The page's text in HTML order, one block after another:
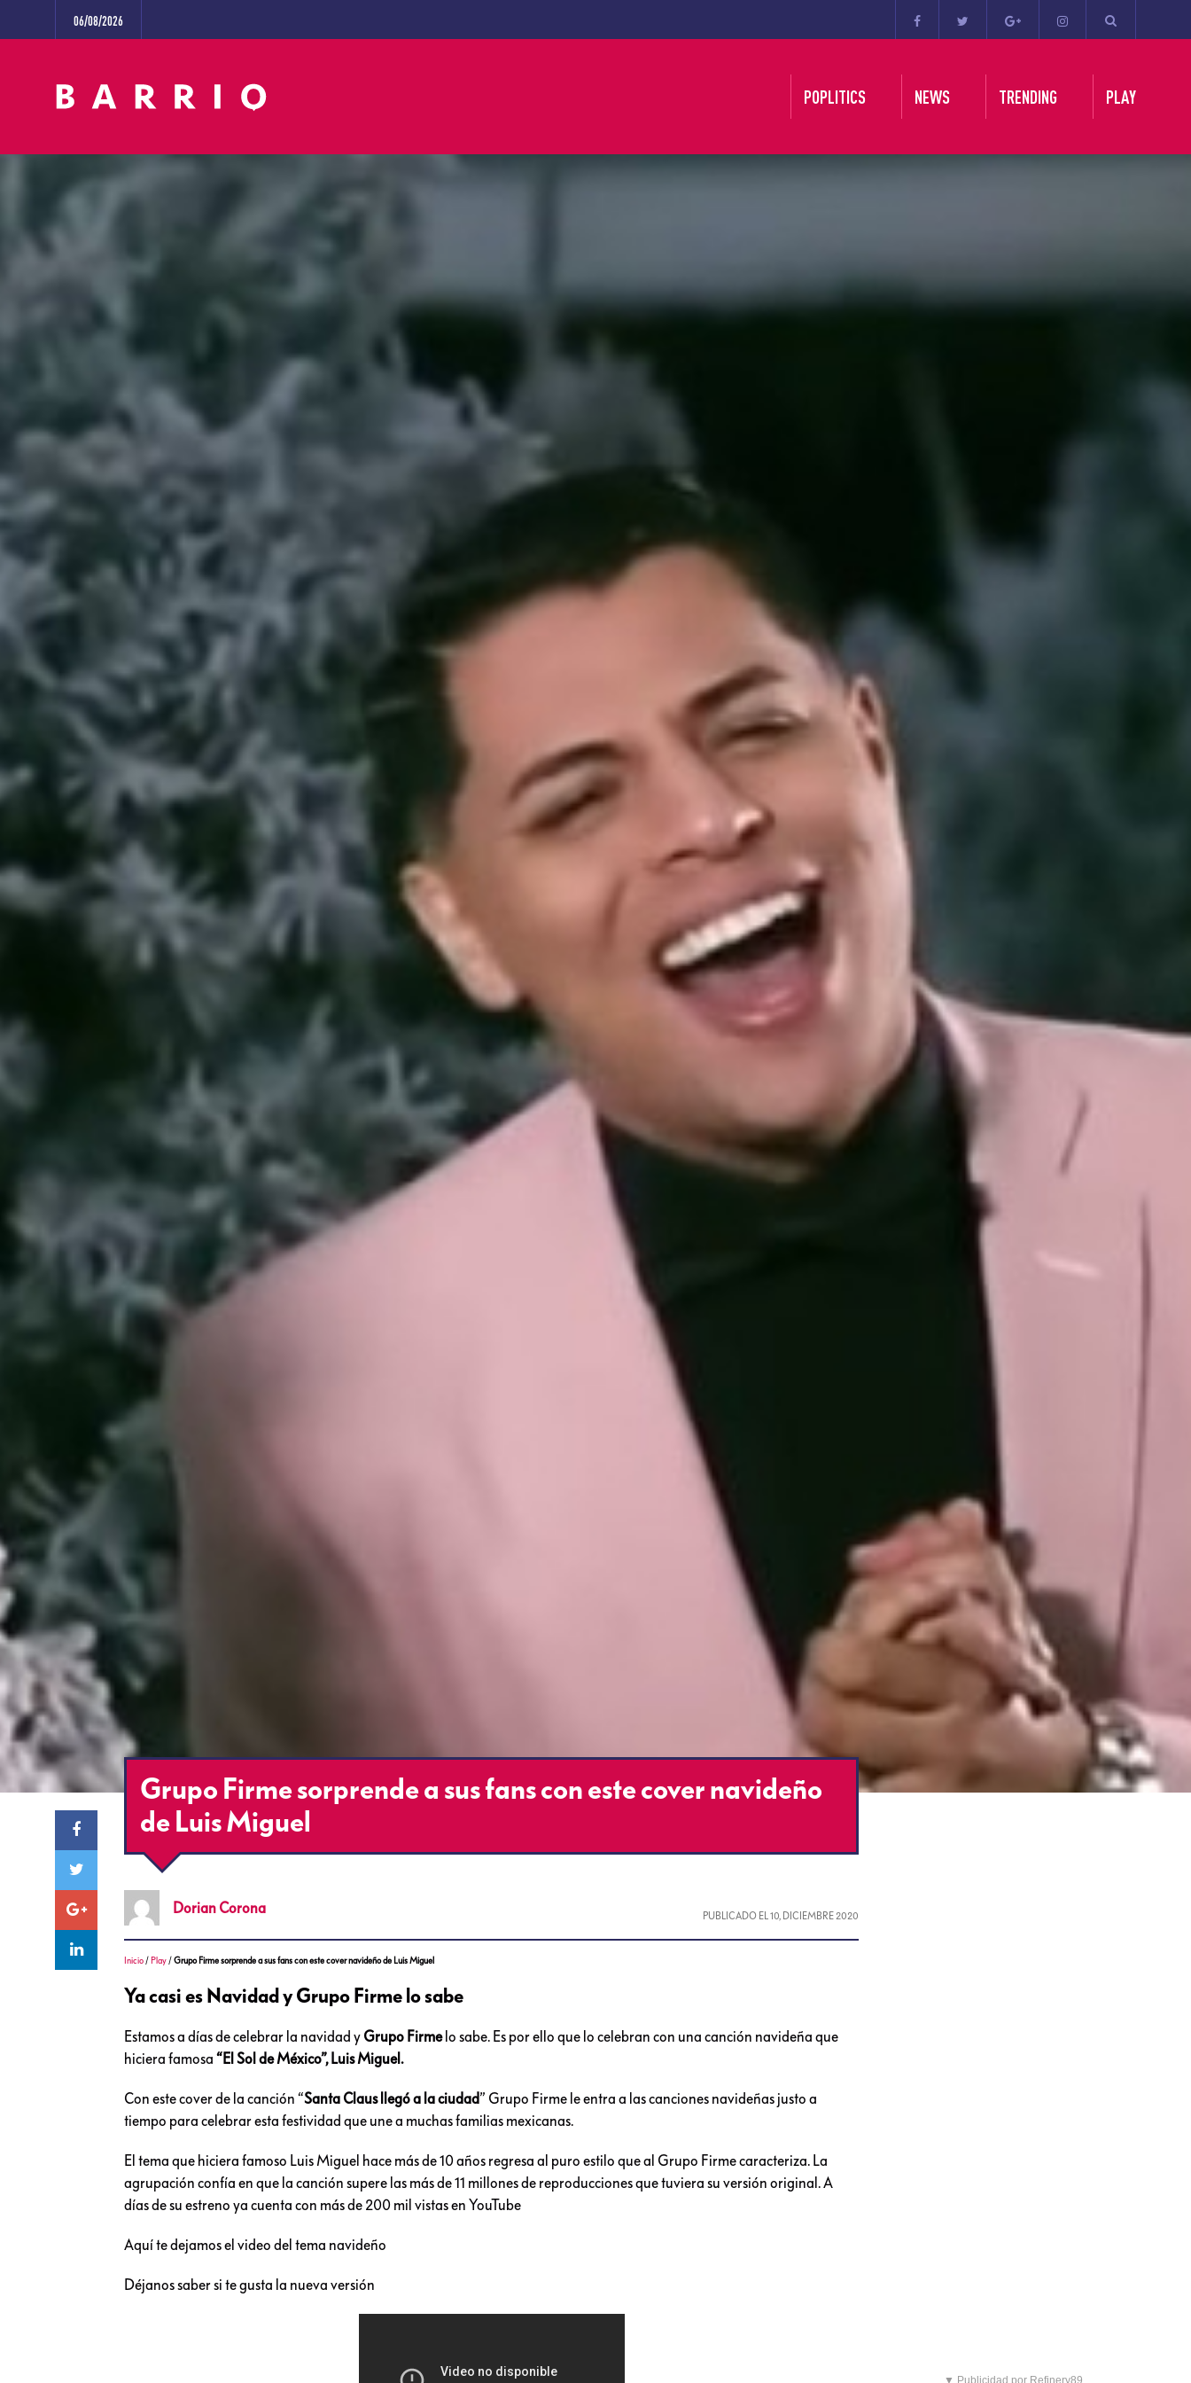
06/08/2026
POPLITICS NEWS TRENDING PLAY
Grupo Firme sorprende a sus fans con este cover navideño
de Luis Miguel
Dorian Corona PUBLICADO EL10, DICIEMBRE 2020
Inicio/ Play/Grupo Firme sorprende a sus fans con este cover navideño de Luis Miguel
Ya casi es Navidad y Grupo Firme lo sabe
Estamos a días de celebrar la navidad y Grupo Firmelo sabe. Es por ello que lo celebran con una canción navideña que
hiciera famosa“El Sol de México”, Luis Miguel.
Con este cover de la canción “Santa Claus llegó a la ciudad” Grupo Firme le entra a las canciones navideñas justo a
tiempo para celebrar esta festividad que une a muchas familias mexicanas.
El tema que hiciera famoso Luis Miguel hace más de 10 años regresa al puro estilo que al Grupo Firme caracteriza. La
agrupación confía en que la canción supere las más de 11 millones de reproducciones que tuviera su versión original. A
días de su estreno ya cuenta con más de 200 mil vistas en YouTube
Aquí te dejamos el video del tema navideño
Déjanos saber si te gusta la nueva versión